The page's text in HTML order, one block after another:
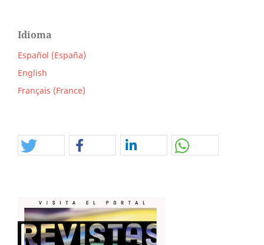
Idioma
Español (España)
English
Français (France)